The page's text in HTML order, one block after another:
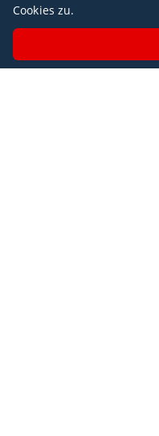
Viciebsk
Cookies zu.